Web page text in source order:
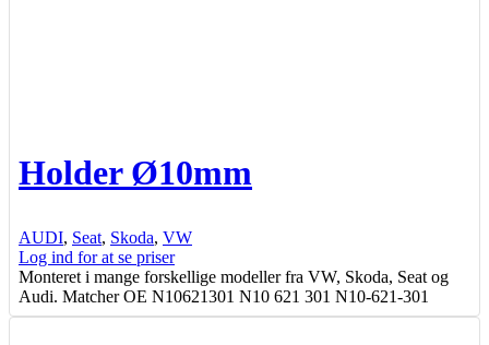
Holder Ø10mm
AUDI, Seat, Skoda, VW
Log ind for at se priser
Monteret i mange forskellige modeller fra VW, Skoda, Seat og
Audi. Matcher OE N10621301 N10 621 301 N10-621-301